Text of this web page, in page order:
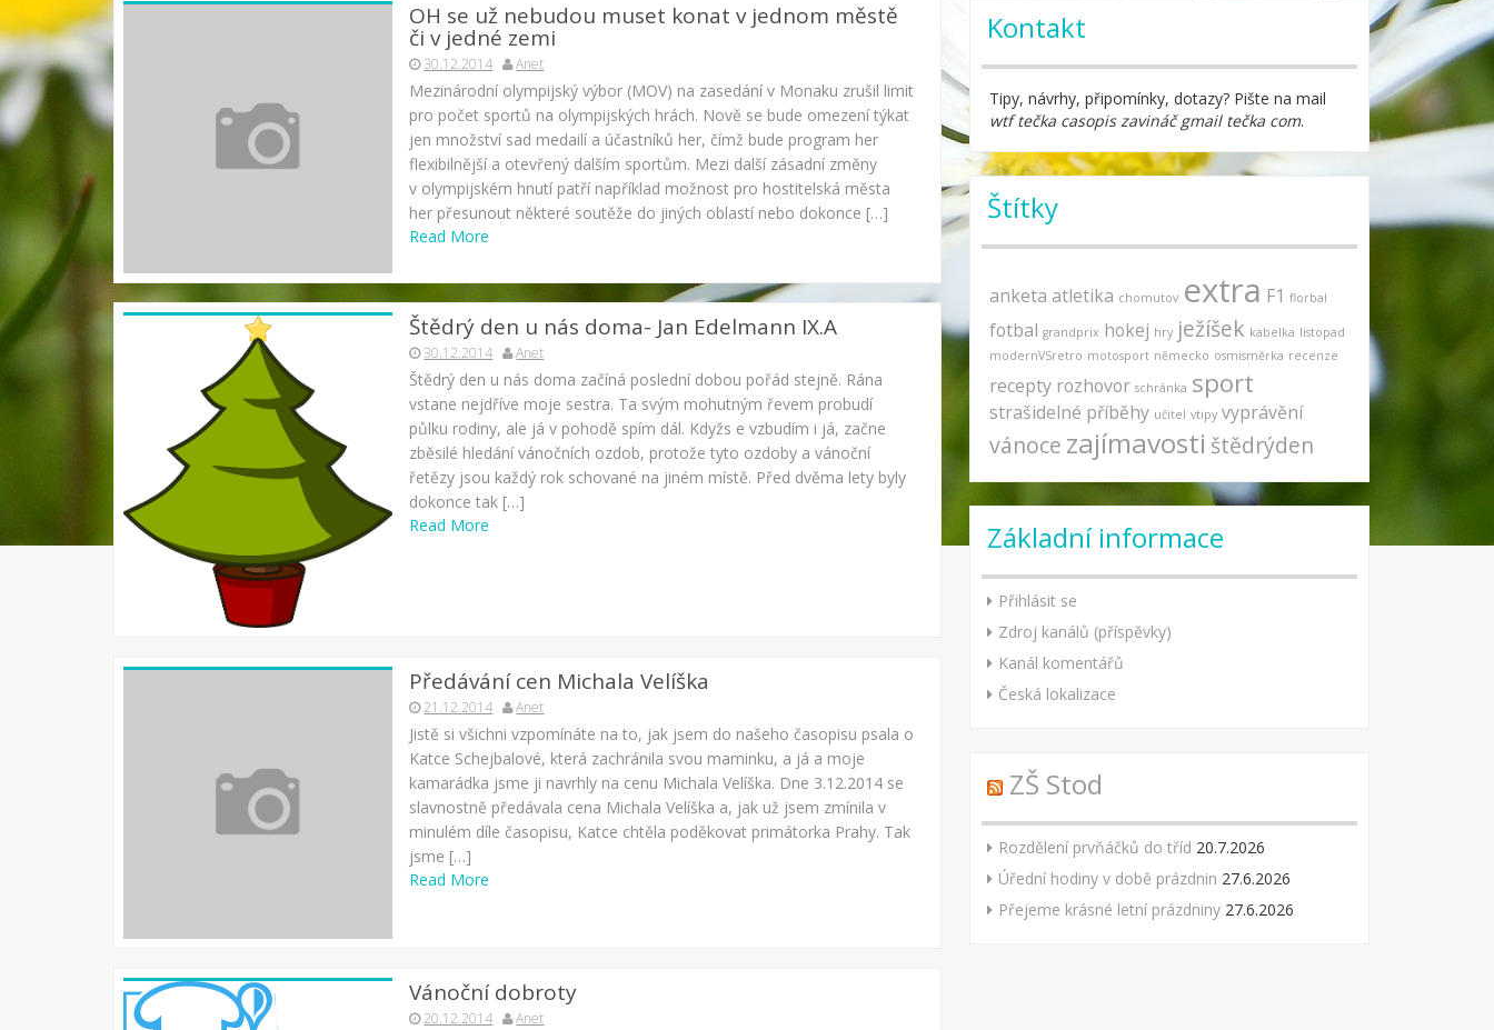
OH se už nebudou muset konat v jednom městě
či v jedné zemi
30.12.2014 Anet
Mezinárodní olympijský výbor (MOV) na zasedání v Monaku zrušil limit
pro počet sportů na olympijských hrách. Nově se bude omezení týkat
jen množství sad medailí a účastníků her, čímž bude program her
flexibilnější a otevřený dalším sportům. Mezi další zásadní změny
v olympijském hnutí patří například možnost pro hostitelská města
her přesunout některé soutěže do jiných oblastí nebo dokonce […]
Read More
Štědrý den u nás doma- Jan Edelmann IX.A
30.12.2014 Anet
Štědrý den u nás doma začíná poslední dobou pořád stejně. Rána
vstane nejdříve moje sestra. Ta svým mohutným řevem probudí
půlku rodiny, ale já v pohodě spím dál. Kdyžs e vzbudím i já, začne
zběsilé hledání vánočních ozdob, protože tyto ozdoby a vánoční
řetězy jsou každý rok schované na jiném místě. Před dvěma lety byly
dokonce tak […]
Read More
Předávání cen Michala Velíška
21.12.2014 Anet
Jistě si všichni vzpomínáte na to, jak jsem do našeho časopisu psala o
Katce Schejbalové, která zachránila svou maminku, a já a moje
kamarádka jsme ji navrhly na cenu Michala Velíška. Dne 3.12.2014 se
slavnostně předávala cena Michala Velíška a, jak už jsem zmínila v
minulém díle časopisu, Katce chtěla poděkovat primátorka Prahy. Tak
jsme […]
Read More
Vánoční dobroty
20.12.2014 Anet
Kontakt
Tipy, návrhy, připomínky, dotazy? Pište na mail
wtf tečka casopis zavináč gmail tečka com.
Štítky
anketa atletika chomutov extra F1 florbal
fotbal grandprix hokej hry ježíšek kabelka listopad
modernVSretro motosport německo osmisměrka recenze
recepty rozhovor schránka sport
strašidelné příběhy učitel vtipy vyprávění
vánoce zajímavosti štědrýden
Základní informace
Přihlásit se
Zdroj kanálů (příspěvky)
Kanál komentářů
Česká lokalizace
ZŠ Stod
Rozdělení prvňáčků do tříd 20.7.2026
Úřední hodiny v době prázdnin 27.6.2026
Přejeme krásné letní prázdniny 27.6.2026